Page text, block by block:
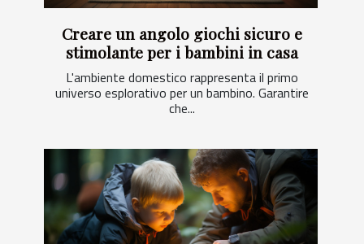
Creare un angolo giochi sicuro e
stimolante per i bambini in casa
L'ambiente domestico rappresenta il primo
universo esplorativo per un bambino. Garantire
che...